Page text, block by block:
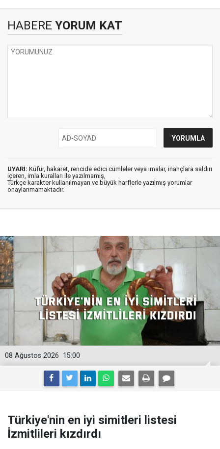
HABERE YORUM KAT
UYARI: Küfür, hakaret, rencide edici cümleler veya imalar, inançlara saldırı
içeren, imla kuralları ile yazılmamış,
Türkçe karakter kullanılmayan ve büyük harflerle yazılmış yorumlar
onaylanmamaktadır.
15:00
08 Ağustos 2026
Türkiye'nin en iyi simitleri listesi
İzmitlileri kızdırdı